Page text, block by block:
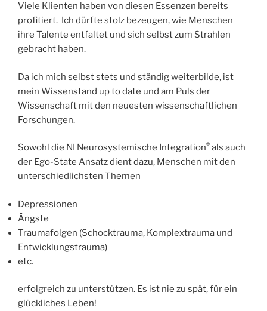
Viele Klienten haben von diesen Essenzen bereits
profitiert. Ich dürfte stolz bezeugen, wie Menschen
ihre Talente entfaltet und sich selbst zum Strahlen
gebracht haben.
Da ich mich selbst stets und ständig weiterbilde, ist
mein Wissenstand up to date und am Puls der
Wissenschaft mit den neuesten wissenschaftlichen
Forschungen.
Sowohl die NI Neurosystemische Integration® als auch
der Ego-State Ansatz dient dazu, Menschen mit den
unterschiedlichsten Themen
Depressionen
Ängste
Traumafolgen (Schocktrauma, Komplextrauma und
Entwicklungstrauma)
etc.
erfolgreich zu unterstützen. Es ist nie zu spät, für ein
glückliches Leben!